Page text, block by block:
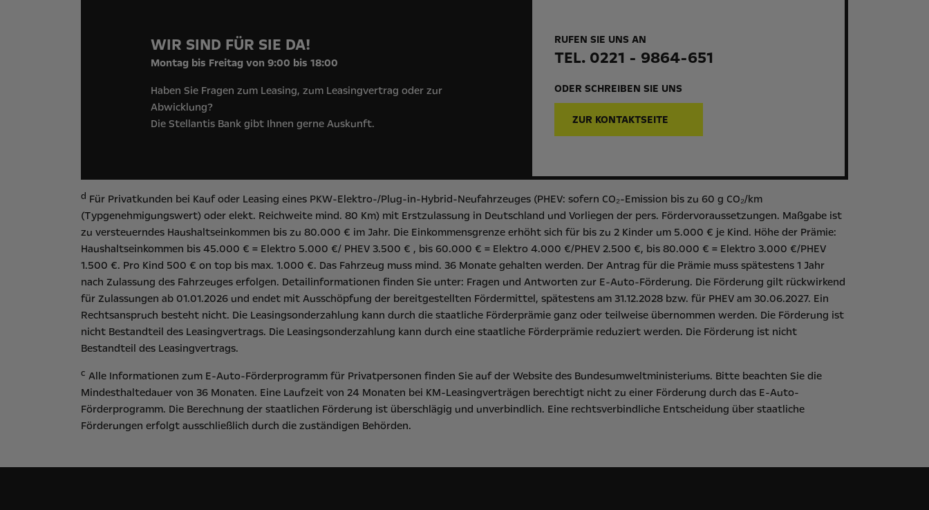
WIR SIND FÜR SIE DA!
Montag bis Freitag von 9:00 bis 18:00
Haben Sie Fragen zum Leasing, zum Leasingvertrag oder zur
Abwicklung?
Die Stellantis Bank gibt Ihnen gerne Auskunft.
RUFEN SIE UNS AN
TEL. 0221 - 9864-651
ODER SCHREIBEN SIE UNS
ZUR KONTAKTSEITE
d Für Privatkunden bei Kauf oder Leasing eines PKW-Elektro-/Plug-in-Hybrid-Neufahrzeuges (PHEV: sofern CO₂-Emission bis zu 60 g CO₂/km
(Typgenehmigungswert) oder elekt. Reichweite mind. 80 Km) mit Erstzulassung in Deutschland und Vorliegen der pers. Fördervoraussetzungen. Maßgabe ist
zu versteuerndes Haushaltseinkommen bis zu 80.000 € im Jahr. Die Einkommensgrenze erhöht sich für bis zu 2 Kinder um 5.000 € je Kind. Höhe der Prämie:
Haushaltseinkommen bis 45.000 € = Elektro 5.000 €/ PHEV 3.500 € , bis 60.000 € = Elektro 4.000 €/PHEV 2.500 €, bis 80.000 € = Elektro 3.000 €/PHEV
1.500 €. Pro Kind 500 € on top bis max. 1.000 €. Das Fahrzeug muss mind. 36 Monate gehalten werden. Der Antrag für die Prämie muss spätestens 1 Jahr
nach Zulassung des Fahrzeuges erfolgen. Detailinformationen finden Sie unter: Fragen und Antworten zur E-Auto-Förderung. Die Förderung gilt rückwirkend
für Zulassungen ab 01.01.2026 und endet mit Ausschöpfung der bereitgestellten Fördermittel, spätestens am 31.12.2028 bzw. für PHEV am 30.06.2027. Ein
Rechtsanspruch besteht nicht​. Die Leasingsonderzahlung kann durch die staatliche Förderprämie ganz oder teilweise übernommen werden. Die Förderung ist
nicht Bestandteil des Leasingvertrags. Die Leasingsonderzahlung kann durch eine staatliche Förderprämie reduziert werden. Die Förderung ist nicht
Bestandteil des Leasingvertrags.
c Alle Informationen zum E-Auto-Förderprogramm für Privatpersonen finden Sie auf der Website des Bundesumweltministeriums. Bitte beachten Sie die
Mindesthaltedauer von 36 Monaten. Eine Laufzeit von 24 Monaten bei KM-Leasingverträgen berechtigt nicht zu einer Förderung durch das E-Auto-
Förderprogramm. Die Berechnung der staatlichen Förderung ist überschlägig und unverbindlich. Eine rechtsverbindliche Entscheidung über staatliche
Förderungen erfolgt ausschließlich durch die zuständigen Behörden.